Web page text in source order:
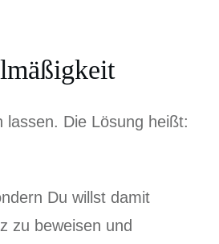
Die Lösung heißt:
Du willst damit
zu beweisen und